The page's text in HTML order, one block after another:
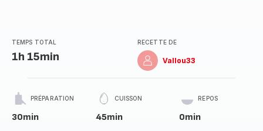
TEMPS TOTAL
1h 15min
RECETTE DE
Vallou33
PRÉPARATION
30min
CUISSON
45min
REPOS
0min